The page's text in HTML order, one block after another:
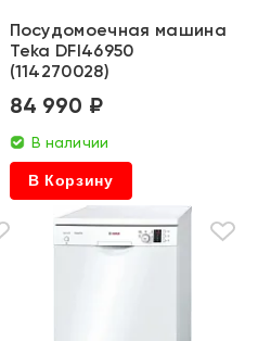
Посудомоечная машина
Teka DFI46950
(114270028)
84 990 ₽
В наличии
В Корзину